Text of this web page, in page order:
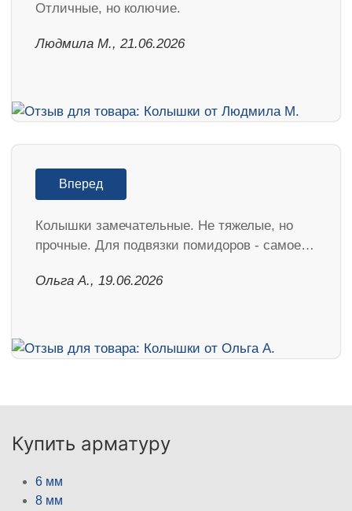
Отличные, но колючие.
Людмила М., 21.06.2026
Вперед
Колышки замечательные. Не тяжелые, но
прочные. Для подвязки помидоров - самое…
Ольга А., 19.06.2026
Купить арматуру
6 мм
8 мм